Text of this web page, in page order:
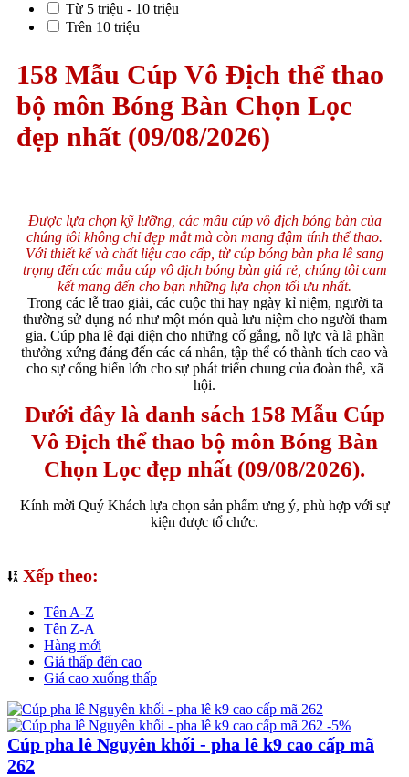
Từ 5 triệu - 10 triệu
Trên 10 triệu
158 Mẫu Cúp Vô Địch thể thao
bộ môn Bóng Bàn Chọn Lọc
đẹp nhất (09/08/2026)
Được lựa chọn kỹ lưỡng, các mẫu cúp vô địch bóng bàn của
chúng tôi không chỉ đẹp mắt mà còn mang đậm tính thể thao.
Với thiết kế và chất liệu cao cấp, từ cúp bóng bàn pha lê sang
trọng đến các mẫu cúp vô địch bóng bàn giá rẻ, chúng tôi cam
kết mang đến cho bạn những lựa chọn tối ưu nhất.
Trong các lễ trao giải, các cuộc thi hay ngày kỉ niệm, người ta
thường sử dụng nó như một món quà lưu niệm cho người tham
gia. Cúp pha lê đại diện cho những cố gắng, nỗ lực và là phần
thưởng xứng đáng đến các cá nhân, tập thể có thành tích cao và
cho sự cống hiến lớn cho sự phát triển chung của đoàn thể, xã
hội.
Dưới đây là danh sách 158 Mẫu Cúp
Vô Địch thể thao bộ môn Bóng Bàn
Chọn Lọc đẹp nhất (09/08/2026).
Kính mời Quý Khách lựa chọn sản phẩm ưng ý, phù hợp với sự
kiện được tổ chức.
Xếp theo:
Tên A-Z
Tên Z-A
Hàng mới
Giá thấp đến cao
Giá cao xuống thấp
-5%
Cúp pha lê Nguyên khối - pha lê k9 cao cấp mã
262